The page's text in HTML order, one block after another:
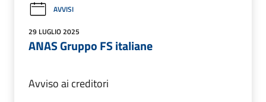
AVVISI
29 LUGLIO 2025
ANAS Gruppo FS italiane
Avviso ai creditori